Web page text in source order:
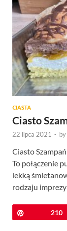
CIASTA
Ciasto
22 lipca 2021 - by
Ciasto
To połączenie
lekką
rodzaju
Przypnij210